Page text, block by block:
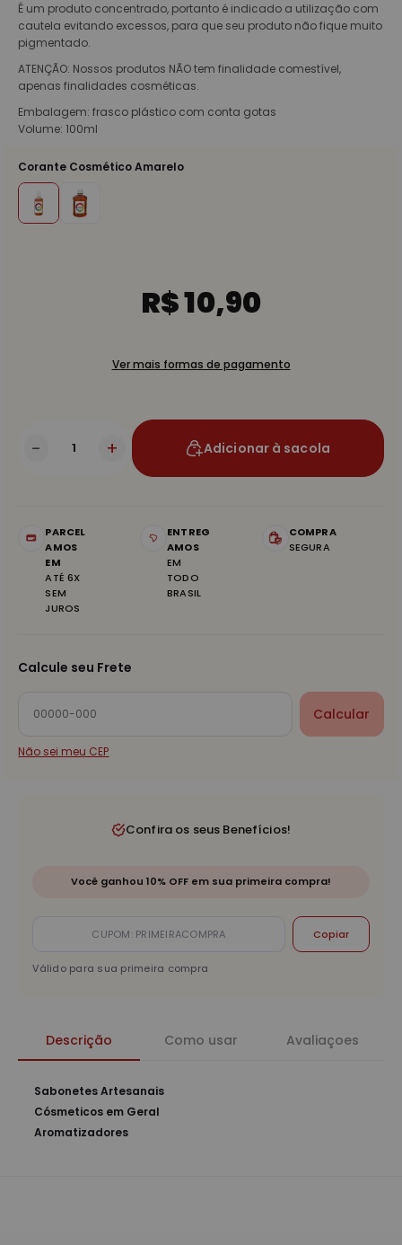
É um produto concentrado, portanto é indicado a utilização com
cautela evitando excessos, para que seu produto não fique muito
pigmentado.
ATENÇÃO: Nossos produtos NÃO tem finalidade comestível,
apenas finalidades cosméticas.
Embalagem: frasco plástico com conta gotas
Volume: 100ml
Corante Cosmético Amarelo
R$ 10,90
Ver mais formas de pagamento
- + Adicionar à sacola
PARCEL
AMOS
EM
ATÉ 6X
SEM
JUROS
ENTREG
AMOS
EM
TODO
BRASIL
COMPRA
SEGURA
Calcule seu Frete
Calcular
Não sei meu CEP
Confira os seus Benefícios!
Você ganhou 10% OFF em sua primeira compra!
Copiar
Válido para sua primeira compra
Descrição Como usar Avaliaçoes
Sabonetes Artesanais
Cósmeticos em Geral
Aromatizadores